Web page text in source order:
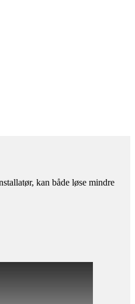
kan både løse mindre